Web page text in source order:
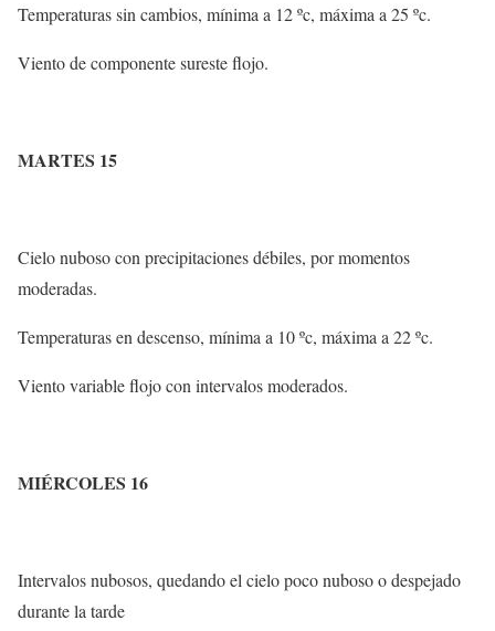
Temperaturas sin cambios, mínima a 12 ºc, máxima a 25 ºc.
Viento de componente sureste flojo.
MARTES 15
Cielo nuboso con precipitaciones débiles, por momentos
moderadas.
Temperaturas en descenso, mínima a 10 ºc, máxima a 22 ºc.
Viento variable flojo con intervalos moderados.
MIÉRCOLES 16
Intervalos nubosos, quedando el cielo poco nuboso o despejado
durante la tarde